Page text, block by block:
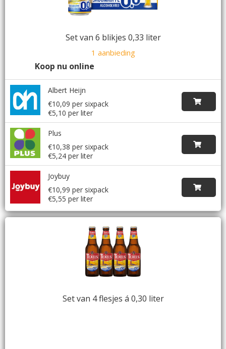
Set van 6 blikjes 0,33 liter
1 aanbieding
Koop nu online
Albert Heijn
€10,09 per sixpack
€5,10 per liter
Plus
€10,38 per sixpack
€5,24 per liter
Joybuy
€10,99 per sixpack
€5,55 per liter
Set van 4 flesjes á 0,30 liter